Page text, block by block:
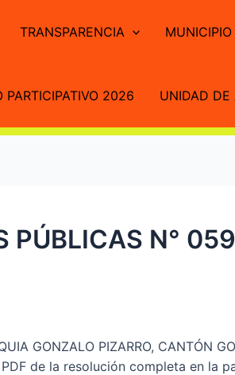
TRANSPARENCIA
PARTICIPATIVO 2026 UNIDAD DE
PÚBLICAS N°
GONZALO PIZARRO, CANTÓN
de la resolución completa en la